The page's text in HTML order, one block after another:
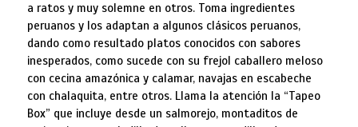
a ratos y muy solemne en otros. Toma ingredientes
peruanos y los adaptan a algunos clásicos peruanos,
dando como resultado platos conocidos con sabores
inesperados, como sucede con su frejol caballero meloso
con cecina amazónica y calamar, navajas en escabeche
con chalaquita, entre otros. Llama la atención la “Tapeo
Box” que incluye desde un salmorejo, montaditos de